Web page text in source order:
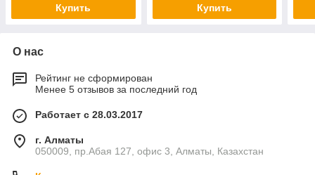
Купить Купить
О нас
Рейтинг не сформирован
Менее 5 отзывов за последний год
Работает с 28.03.2017
г. Алматы
050009, пр.Абая 127, офис 3, Алматы, Казахстан